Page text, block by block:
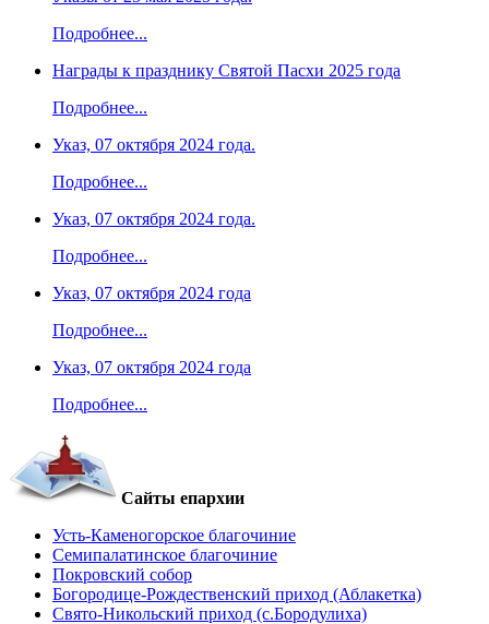
Подробнее...
Награды к празднику Святой Пасхи 2025 года
Подробнее...
Указ, 07 октября 2024 года.
Подробнее...
Указ, 07 октября 2024 года.
Подробнее...
Указ, 07 октября 2024 года
Подробнее...
Указ, 07 октября 2024 года
Подробнее...
Сайты епархии
Усть-Каменогорское благочиние
Семипалатинское благочиние
Покровский собор
Богородице-Рождественский приход (Аблакетка)
Свято-Никольский приход (с.Бородулиха)